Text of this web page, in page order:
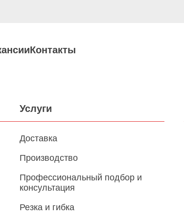
Контакты
Услуги
Доставка
Производство
Профессиональный подбор и
консультация
Резка и гибка